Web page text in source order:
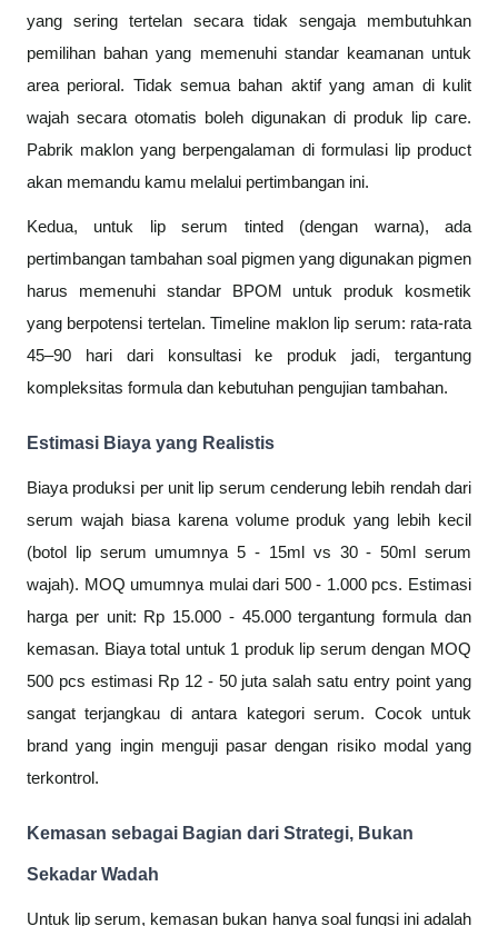
yang sering tertelan secara tidak sengaja membutuhkan
pemilihan bahan yang memenuhi standar keamanan untuk
area perioral. Tidak semua bahan aktif yang aman di kulit
wajah secara otomatis boleh digunakan di produk lip care.
Pabrik maklon yang berpengalaman di formulasi lip product
akan memandu kamu melalui pertimbangan ini.
Kedua, untuk lip serum tinted (dengan warna), ada
pertimbangan tambahan soal pigmen yang digunakan pigmen
harus memenuhi standar BPOM untuk produk kosmetik
yang berpotensi tertelan. Timeline maklon lip serum: rata-rata
45–90 hari dari konsultasi ke produk jadi, tergantung
kompleksitas formula dan kebutuhan pengujian tambahan.
Estimasi Biaya yang Realistis
Biaya produksi per unit lip serum cenderung lebih rendah dari
serum wajah biasa karena volume produk yang lebih kecil
(botol lip serum umumnya 5 - 15ml vs 30 - 50ml serum
wajah). MOQ umumnya mulai dari 500 - 1.000 pcs. Estimasi
harga per unit: Rp 15.000 - 45.000 tergantung formula dan
kemasan. Biaya total untuk 1 produk lip serum dengan MOQ
500 pcs estimasi Rp 12 - 50 juta salah satu entry point yang
sangat terjangkau di antara kategori serum. Cocok untuk
brand yang ingin menguji pasar dengan risiko modal yang
terkontrol.
Kemasan sebagai Bagian dari Strategi, Bukan
Sekadar Wadah
Untuk lip serum, kemasan bukan hanya soal fungsi ini adalah